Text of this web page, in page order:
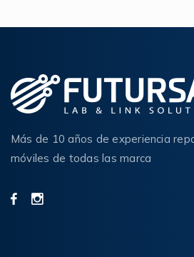
Más de 10 años de experiencia
móviles de todas las marca